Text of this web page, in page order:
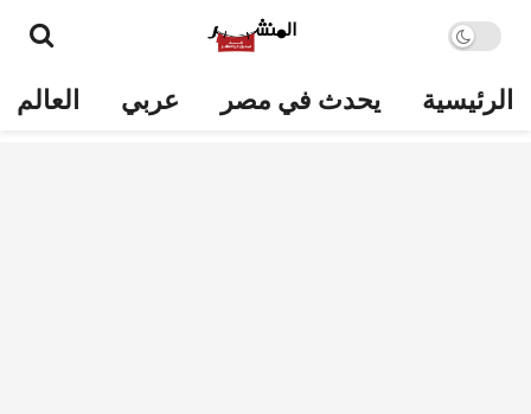
الرئيسية يحدث في مصر عربي العالم